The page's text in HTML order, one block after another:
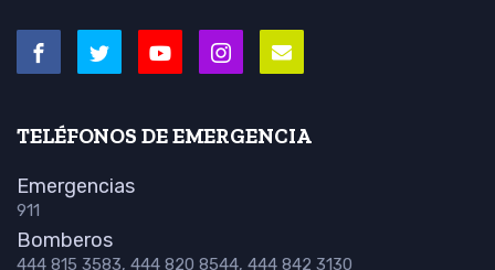
TELÉFONOS DE EMERGENCIA
Emergencias
911
Bomberos
444 815 3583, 444 820 8544, 444 842 3130